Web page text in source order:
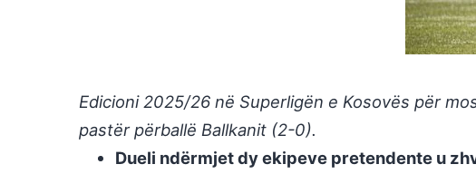
Edicioni 2025/26 në Superligën e Kosovës për
pastër përballë Ballkanit (2-0).
Dueli ndërmjet dy ekipeve pretendente u